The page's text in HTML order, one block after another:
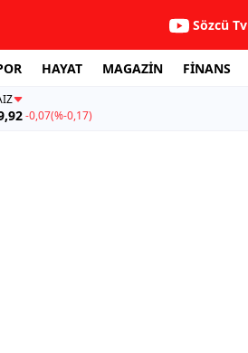
Sözcü Tv
HAYAT MAGAZİN FİNANS
-0,07(%-0,17)